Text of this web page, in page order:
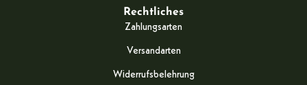
Rechtliches
Zahlungsarten
Versandarten
Widerrufsbelehrung